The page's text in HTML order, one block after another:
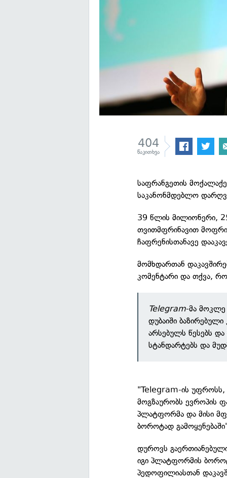
404
წაკითხვა
საფრანგეთის
საკანონმდებლო
39 წლის მილიონერი, 25
თვითმფრინავით
ჩაფრენისთანავე
მომხდართან
კომენტარი და თქვა,
Telegram-მა მოკლე
დუბაიში ბაზირებული
არსებულს წესებს და
სტანდარტებს და
"Telegram-ის უფროსს,
მოგზაურობს ევროპის
პლატფორმა და მისი
ბოროტად
დუროვს
იგი პლატფორმის
პედოფილიასთან